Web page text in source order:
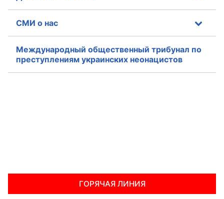
СМИ о нас
Международный общественный трибунал по
преступлениям украинских неонацистов
ГОРЯЧАЯ ЛИНИЯ